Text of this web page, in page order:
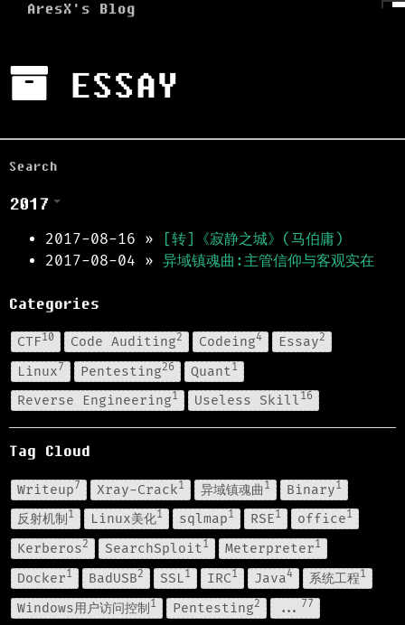
AresX's Blog
ESSAY
2017
2017-08-16 »
[转]《寂静之城》(马伯庸)
2017-08-04 » 异域镇魂曲:主管信仰与客观实在
Categories
CTF10 Code Auditing2 Codeing4 Essay2
Linux7 Pentesting26 Quant1
Reverse Engineering1 Useless Skill16
Tag Cloud
Writeup7 Xray-Crack1 异域镇魂曲 1 Binary1
反射机制 1 Linux美化1 sqlmap1 RSE1 office1
Kerberos2 SearchSploit1 Meterpreter1
Docker1 BadUSB2 SSL1 IRC1 Java4 系统工程1
Windows用户访问控制 1 Pentesting2 ... 77